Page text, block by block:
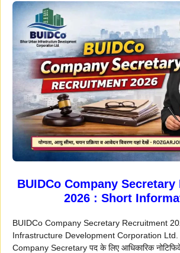
BUIDCo Company
2026 : Short
BUIDCo Company Secretary Recruitment
Infrastructure Development Corporation Ltd.
Company Secretary पद के लिए आधिकारिक